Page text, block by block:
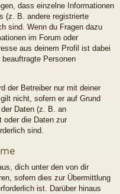
dass einzelne Informationen
(z. B. andere registrierte
sind. Wenn du Fragen dazu
im Forum oder
aus deinem Profil ist dabei
Personen
der Betreiber nur mit deiner
nicht, sofern er auf Grund
Daten (z. B. an
oder die Daten zur
sind.
dich unter den von dir
sofern dies zur Übermittlung
ist. Darüber hinaus